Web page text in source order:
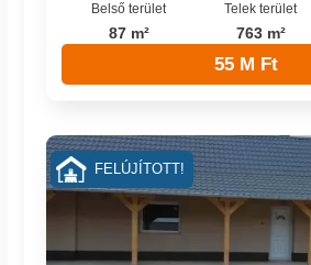
Belső terület
87 m²
Telek terület
763 m²
55 M Ft
FELÚJÍTOTT!